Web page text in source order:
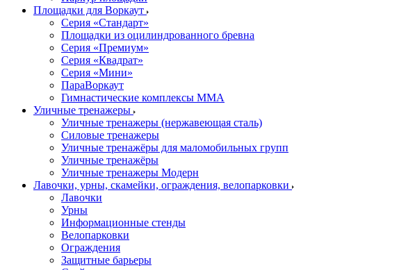
Площадки для Воркаут
Серия «Стандарт»
Площадки из оцилиндрованного бревна
Серия «Премиум»
Серия «Квадрат»
Серия «Мини»
ПараВоркаут
Гимнастические комплексы ММА
Уличные тренажеры
Уличные тренажеры (нержавеющая сталь)
Силовые тренажеры
Уличные тренажёры для маломобильных групп
Уличные тренажёры
Уличные тренажеры Модерн
Лавочки, урны, скамейки, ограждения, велопарковки
Лавочки
Урны
Информационные стенды
Велопарковки
Ограждения
Защитные барьеры